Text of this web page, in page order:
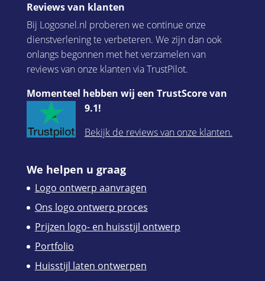
Reviews van klanten
Bij Logosnel.nl proberen we continue onze
dienstverlening te verbeteren. We zijn dan ook
onlangs begonnen met het verzamelen van
reviews van onze klanten via TrustPilot.
Momenteel hebben wij een TrustScore van
9.1!
Bekijk de reviews van onze klanten.
We helpen u graag
Logo ontwerp aanvragen
Ons logo ontwerp proces
Prijzen logo- en huisstijl ontwerp
Portfolio
Huisstijl laten ontwerpen